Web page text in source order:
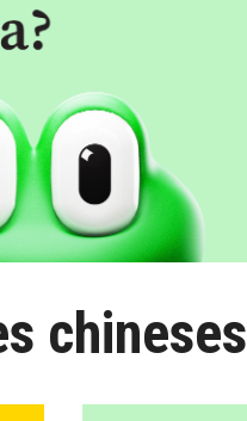
chineses